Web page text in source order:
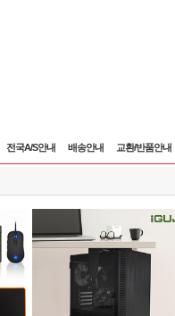
전국A/S안내 배송안내 교환/반품안내